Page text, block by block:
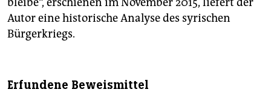
Autor eine historische Analyse des syrischen
Bürgerkriegs.
Erfundene Beweismittel